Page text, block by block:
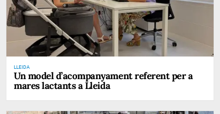
LLEIDA
Un model d’acompanyament referent per a
mares lactants a Lleida